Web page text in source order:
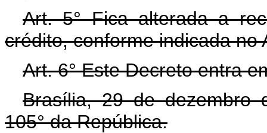
Art. 5° Fica alterada a
crédito, conforme indicada no
Art. 6° Este Decreto entra
Brasília, 29 de dezembro
105° da República.